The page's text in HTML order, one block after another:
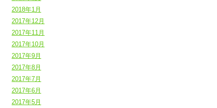
2018年1月
2017年12月
2017年11月
2017年10月
2017年9月
2017年8月
2017年7月
2017年6月
2017年5月